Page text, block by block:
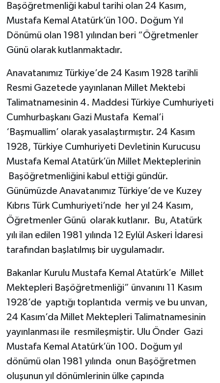
Başöğretmenliği kabul tarihi olan 24 Kasım,
Mustafa Kemal Atatürk’ün 100. Doğum Yıl
Dönümü olan 1981 yılından beri “Öğretmenler
Günü olarak kutlanmaktadır.
Anavatanımız Türkiye’de 24 Kasım 1928 tarihli
Resmi Gazetede yayınlanan Millet Mektebi
Talimatnamesinin 4. Maddesi Türkiye Cumhuriyeti
Cumhurbaşkanı Gazi Mustafa Kemal’i
‘Başmuallim’ olarak yasalaştırmıştır. 24 Kasım
1928, Türkiye Cumhuriyeti Devletinin Kurucusu
Mustafa Kemal Atatürk’ün Millet Mekteplerinin
Başöğretmenliğini kabul ettiği gündür.
Günümüzde Anavatanımız Türkiye’de ve Kuzey
Kıbrıs Türk Cumhuriyeti’nde her yıl 24 Kasım,
Öğretmenler Günü olarak kutlanır. Bu, Atatürk
yılı ilan edilen 1981 yılında 12 Eylül Askeri İdaresi
tarafından başlatılmış bir uygulamadır.
Bakanlar Kurulu Mustafa Kemal Atatürk’e Millet
Mektepleri Başöğretmenliği” ünvanını 11 Kasım
1928’de yaptığı toplantıda vermiş ve bu unvan,
24 Kasım’da Millet Mektepleri Talimatnamesinin
yayınlanması ile resmileşmiştir. Ulu Önder Gazi
Mustafa Kemal Atatürk’ün 100. Doğum yıl
dönümü olan 1981 yılında onun Başöğretmen
oluşunun yıl dönümlerinin ülke çapında